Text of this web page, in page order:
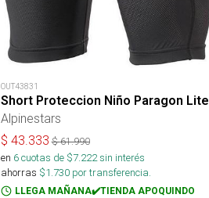
OUT43831
Short Proteccion Niño Paragon Lite
Alpinestars
$ 43.333 $61.990
en 6cuotas de $7.222sin interés
ahorras $1.730por transferencia.
LLEGA MAÑANA✔️TIENDA APOQUINDO